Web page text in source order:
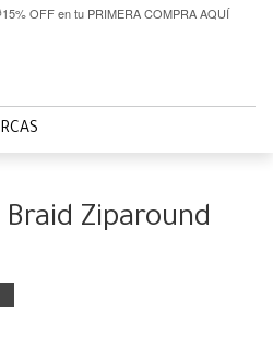
15% OFF en tu PRIMERA COMPRA AQUÍ
Ziparound